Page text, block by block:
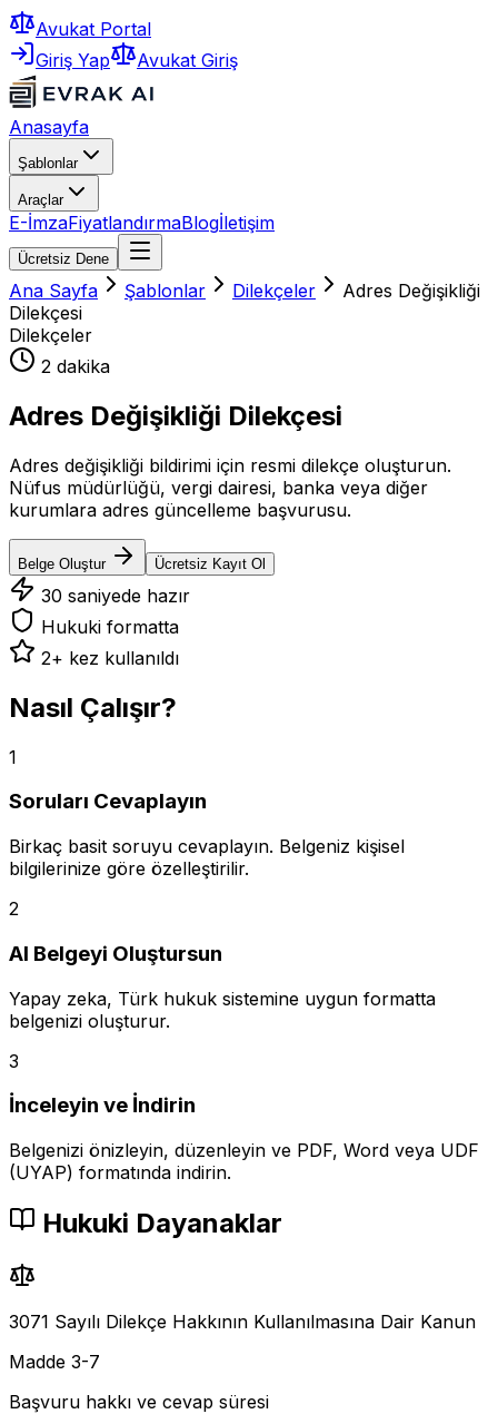
Avukat Portal
Giriş Yap
Avukat Giriş
Anasayfa
Şablonlar
Araçlar
E-İmzaFiyatlandırmaBlogİletişim
Ücretsiz Dene
Ana Sayfa Şablonlar Dilekçeler
Adres Değişikliği
Dilekçesi
Dilekçeler
2 dakika
Adres Değişikliği Dilekçesi
Adres değişikliği bildirimi için resmi dilekçe oluşturun.
Nüfus müdürlüğü, vergi dairesi, banka veya diğer
kurumlara adres güncelleme başvurusu.
Belge Oluştur Ücretsiz Kayıt Ol
30 saniyede hazır
Hukuki formatta
2+ kez kullanıldı
Nasıl Çalışır?
1
Soruları Cevaplayın
Birkaç basit soruyu cevaplayın. Belgeniz kişisel
bilgilerinize göre özelleştirilir.
2
AI Belgeyi Oluştursun
Yapay zeka, Türk hukuk sistemine uygun formatta
belgenizi oluşturur.
3
İnceleyin ve İndirin
Belgenizi önizleyin, düzenleyin ve PDF, Word veya UDF
(UYAP) formatında indirin.
Hukuki Dayanaklar
3071 Sayılı Dilekçe Hakkının Kullanılmasına Dair Kanun
Madde 3-7
Başvuru hakkı ve cevap süresi